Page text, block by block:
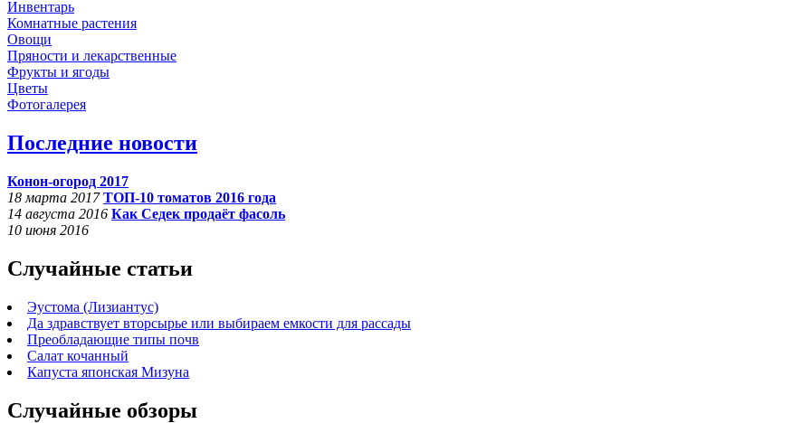
Инвентарь
Комнатные растения
Овощи
Пряности и лекарственные
Фрукты и ягоды
Цветы
Фотогалерея
Последние новости
Конон-огород 2017
18 марта 2017 ТОП-10 томатов 2016 года
14 августа 2016 Как Седек продаёт фасоль
10 июня 2016
Случайные статьи
Эустома (Лизиантус)
Да здравствует вторсырье или выбираем емкости для рассады
Преобладающие типы почв
Салат кочанный
Капуста японская Мизуна
Случайные обзоры